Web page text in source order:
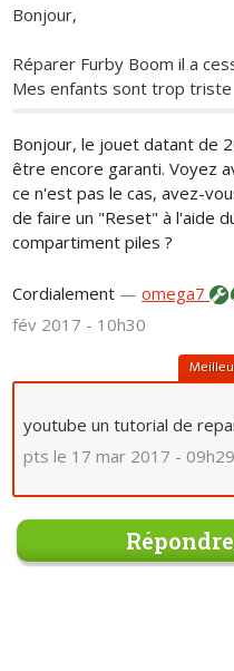
Bonjour,
Réparer Furby Boom il a
Mes enfants sont trop triste
Bonjour, le jouet datant de
être encore garanti. Voyez
ce n'est pas le cas, avez-
de faire un "Reset" à l'aide
compartiment piles ?
Cordialement —omega7
fév 2017 - 10h30
youtube un tutorial de
ptsle 17 mar 2017 - 09h29